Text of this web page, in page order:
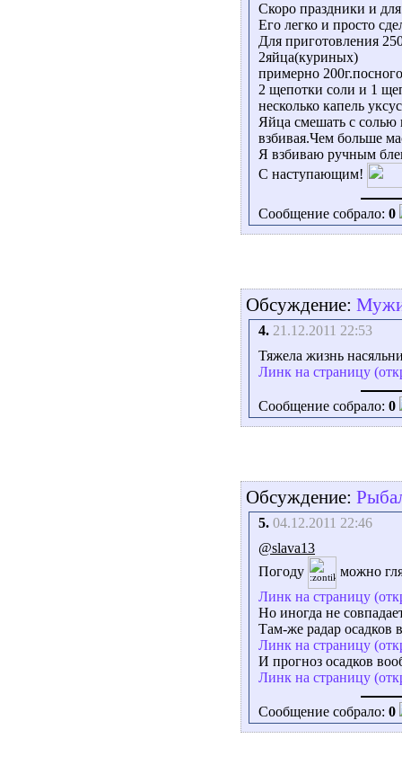
Скоро праздники и
Его легко и просто
Для приготовления
2яйца(куриных)
примерно
2 щепотки соли и 1
несколько капель
Яйца смешать с солью
взбивая.Чем больше
Я взбиваю ручным
С наступающим!
Сообщение собрало: 0
Обсуждение:
4. 21.12.2011 22:53
Тяжела жизнь
Линк на страницу
Сообщение собрало: 0
Обсуждение:
5. 04.12.2011 22:46
@slava13
Погоду
можно
Линк на страницу
Но иногда не
Там-же радар осадков
Линк на страницу
И прогноз осадков
Линк на страницу
Сообщение собрало: 0